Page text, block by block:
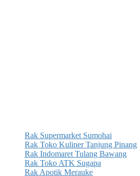
Rak Supermarket Sumohai
Rak Toko Kuliner Tanjung Pinang
Rak Indomaret Tulang Bawang
Rak Toko ATK Sugapa
Rak Apotik Merauke